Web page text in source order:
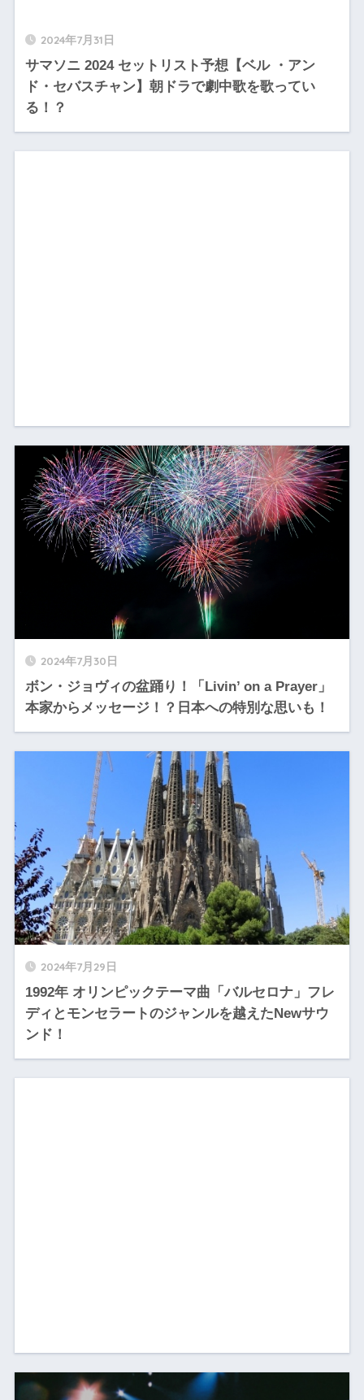
2024年7月31日
サマソニ 2024 セットリスト予想【ベル ・アン
ド・セバスチャン】朝ドラで劇中歌を歌ってい
る！？
2024年7月30日
ボン・ジョヴィの盆踊り！「Livin’ on a Prayer」
本家からメッセージ！？日本への特別な思いも！
2024年7月29日
1992年 オリンピックテーマ曲「バルセロナ」フレ
ディとモンセラートのジャンルを越えたNewサウ
ンド！